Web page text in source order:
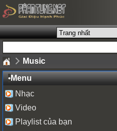
Music
•Menu
Nhạc
Video
Playlist của bạn